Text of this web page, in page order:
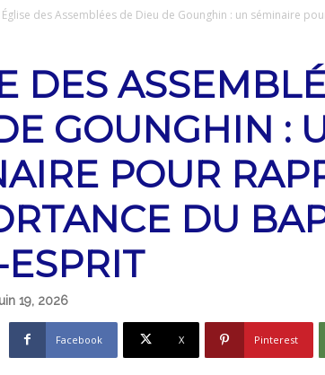
Église des Assemblées de Dieu de Gounghin : un séminaire
DES
GOUNGHIN :
POUR
DU
19, 2026
Facebook X Pinterest